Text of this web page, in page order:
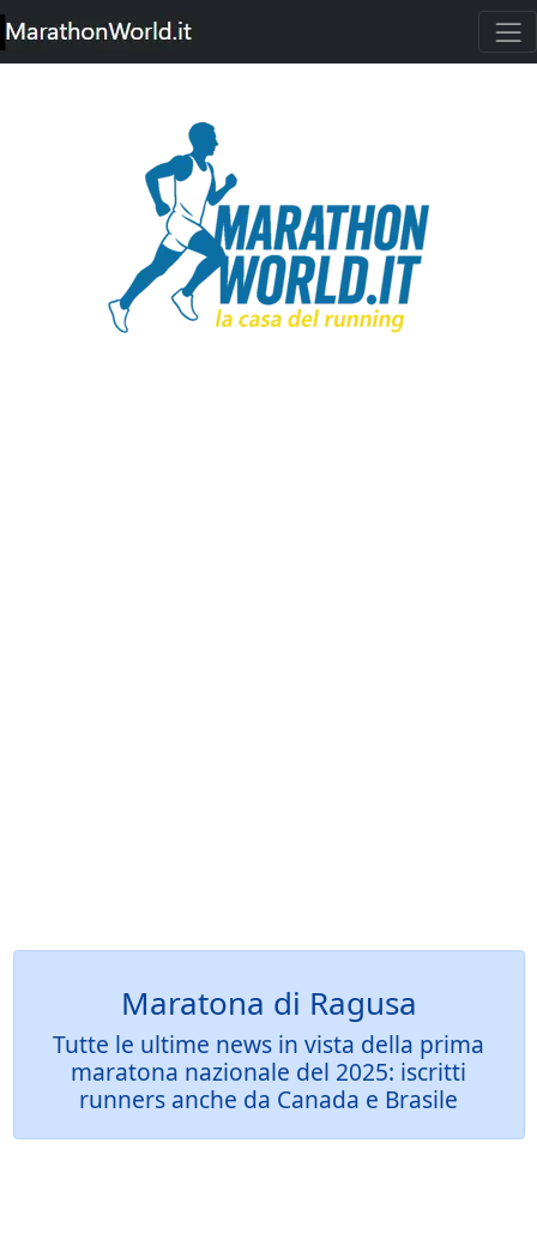
Maratona di Ragusa
Tutte le ultime news in vista della prima
maratona nazionale del 2025: iscritti
runners anche da Canada e Brasile